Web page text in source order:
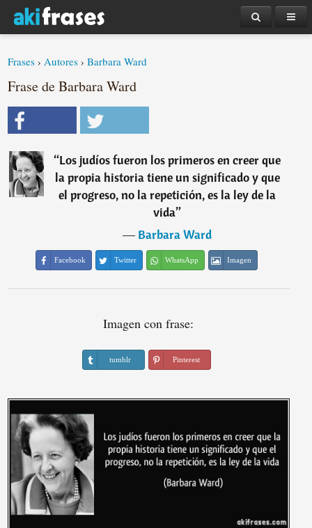
Frases ›Autores ›Barbara Ward
Frase de Barbara Ward
“Los judíos fueron los primeros en creer que
la propia historia tiene un significado y que
el progreso, no la repetición, es la ley de la
vida”
―Barbara Ward
Facebook Twitter WhatsApp Imagen
Imagen con frase:
tumblr Pinterest